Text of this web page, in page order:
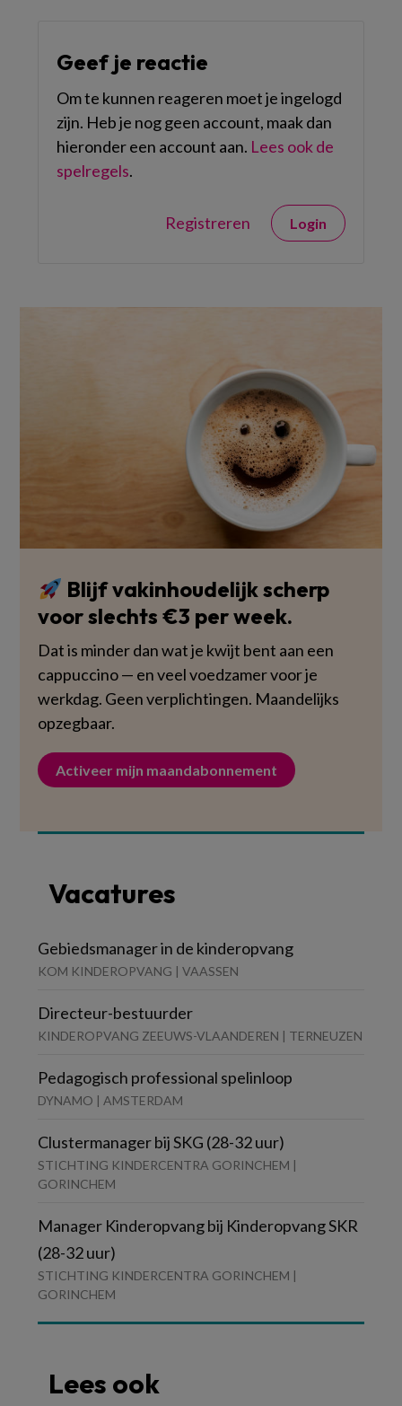
Geef je reactie
Om te kunnen reageren moet je ingelogd
zijn. Heb je nog geen account, maak dan
hieronder een account aan. Lees ook de
spelregels.
Registreren Login
Blijf vakinhoudelijk scherp
voor slechts €3 per week.
Dat is minder dan wat je kwijt bent aan een
cappuccino — en veel voedzamer voor je
werkdag. Geen verplichtingen. Maandelijks
opzegbaar.
Activeer mijn maandabonnement
Vacatures
Gebiedsmanager in de kinderopvang
KOM KINDEROPVANG | VAASSEN
Directeur-bestuurder
KINDEROPVANG ZEEUWS-VLAANDEREN | TERNEUZEN
Pedagogisch professional spelinloop
DYNAMO | AMSTERDAM
Clustermanager bij SKG (28-32 uur)
STICHTING KINDERCENTRA GORINCHEM |
GORINCHEM
Manager Kinderopvang bij Kinderopvang SKR
(28-32 uur)
STICHTING KINDERCENTRA GORINCHEM |
GORINCHEM
Lees ook